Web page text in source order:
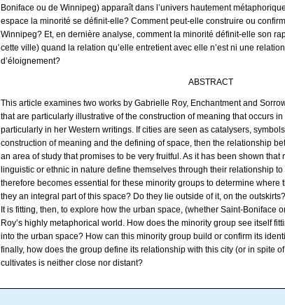
Boniface ou de Winnipeg) apparaît dans l’univers hautement
espace la minorité se définit-elle? Comment peut-elle construire ou
Winnipeg? Et, en dernière analyse, comment la minorité définit-elle son
cette ville) quand la relation qu’elle entretient avec elle n’est ni une
d’éloignement?
ABSTRACT
This article examines two works by Gabrielle Roy, Enchantment and
that are particularly illustrative of the construction of meaning that occurs
particularly in her Western writings. If cities are seen as catalysers,
construction of meaning and the defining of space, then the relationship
an area of study that promises to be very fruitful. As it has been shown
linguistic or ethnic in nature define themselves through their relationship
therefore becomes essential for these minority groups to determine where
they an integral part of this space? Do they lie outside of it, on the
It is fitting, then, to explore how the urban space, (whether Saint-Boniface
Roy’s highly metaphorical world. How does the minority group see itself
into the urban space? How can this minority group build or confirm its
finally, how does the group define its relationship with this city (or in spite
cultivates is neither close nor distant?